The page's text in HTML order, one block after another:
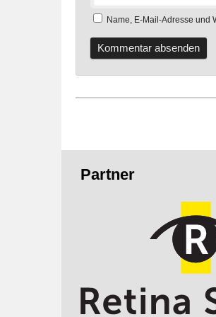
Name, E-Mail-Adresse und
Partner